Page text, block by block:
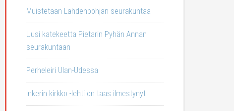
Muistetaan Lahdenpohjan seurakuntaa
Uusi katekeetta Pietarin Pyhän Annan
seurakuntaan
Perheleiri Ulan-Udessa
Inkerin kirkko -lehti on taas ilmestynyt